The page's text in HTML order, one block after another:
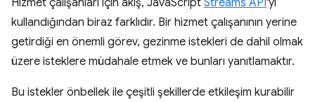
kullandığından biraz farklıdır. Bir hizmet çalışanının yerine
getirdiği en önemli görev, gezinme istekleri de dahil olmak
üzere isteklere müdahale etmek ve bunları yanıtlamaktır.
Bu istekler önbellek ile çeşitli şekillerde etkileşim kurabilir